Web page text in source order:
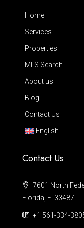
Home
Services
Properties
MLS Search
About us
Blog
Contact Us
English
Contact Us
7601 North
Florida, Fl 33487
+1 561-334-